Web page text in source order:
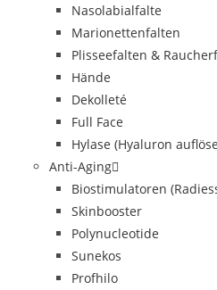
Nasolabialfalte
Marionettenfalten
Plisseefalten &
Hände
Dekolleté
Full Face
Hylase (Hyaluron
Anti-Aging
Biostimulatoren
Skinbooster
Polynucleotide
Sunekos
Profhilo